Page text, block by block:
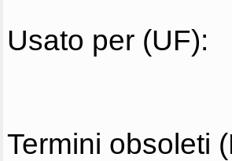
Usato per (UF):
Termini obsoleti